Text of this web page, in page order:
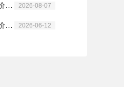
生意社：本周焦亚硫酸钠价格上涨(8.3-8.7） 2026-08-07
生意社：本周焦亚硫酸钠价格上涨(6.8-6.12） 2026-06-12